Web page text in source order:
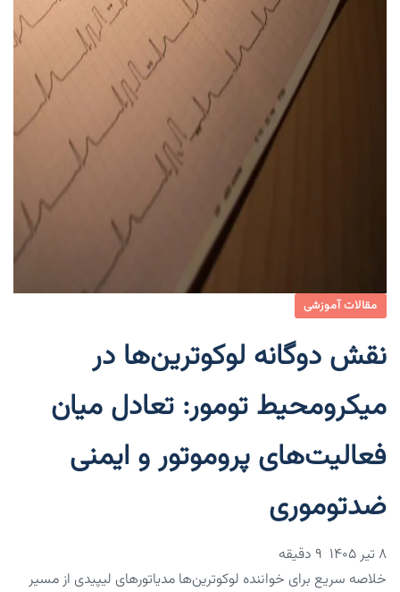
مقالات آموزشی
نقش دوگانه لوکوترین‌ها در
میکرومحیط تومور: تعادل میان
فعالیت‌های پروموتور و ایمنی
ضدتوموری
۸ تیر ۱۴۰۵
خلاصه سریع برای خواننده لوکوترین‌ها مدیا‌تورهای لیپیدی از مسیر